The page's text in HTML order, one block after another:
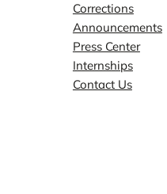
Corrections
Announcements
Press Center
Internships
Contact Us